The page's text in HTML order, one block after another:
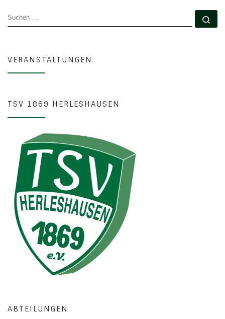
SUCHE
VERANSTALTUNGEN
TSV 1869 HERLESHAUSEN
ABTEILUNGEN